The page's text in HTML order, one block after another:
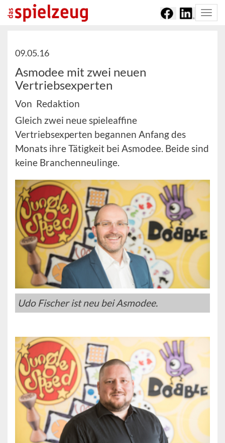
09.05.16
Asmodee mit zwei neuen
Vertriebsexperten
Von Redaktion
Gleich zwei neue spieleaffine
Vertriebsexperten begannen Anfang des
Monats ihre Tätigkeit bei Asmodee. Beide sind
keine Branchenneulinge.
Udo Fischer ist neu bei Asmodee.